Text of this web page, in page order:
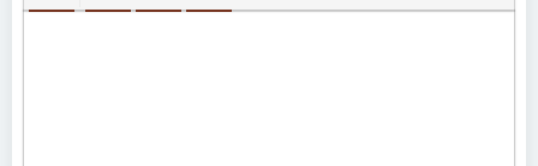
ВСТАВИТЬ СМАЙЛИК
ВСТАВКА СКРЫТОГО ТЕКСТА
ВСТАВКА ЦИТАТЫ
ВСТАВКА СПОЙЛЕРА